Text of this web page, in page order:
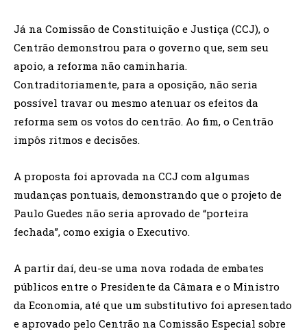
Já na Comissão de Constituição e Justiça (CCJ), o
Centrão demonstrou para o governo que, sem seu
apoio, a reforma não caminharia.
Contraditoriamente, para a oposição, não seria
possível travar ou mesmo atenuar os efeitos da
reforma sem os votos do centrão. Ao fim, o Centrão
impôs ritmos e decisões.
A proposta foi aprovada na CCJ com algumas
mudanças pontuais, demonstrando que o projeto de
Paulo Guedes não seria aprovado de “porteira
fechada”, como exigia o Executivo.
A partir daí, deu-se uma nova rodada de embates
públicos entre o Presidente da Câmara e o Ministro
da Economia, até que um substitutivo foi apresentado
e aprovado pelo Centrão na Comissão Especial sobre